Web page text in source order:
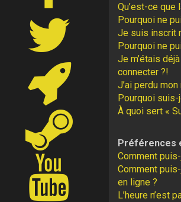
Qu’est-ce que
Pourquoi ne
Je suis inscrit
Pourquoi ne
Je m’étais
connecter ?!
J’ai perdu
Pourquoi suis-
À quoi sert «
Préférences
Comment
Comment
en ligne ?
L’heure n’est